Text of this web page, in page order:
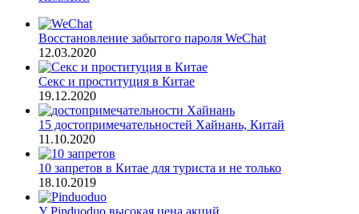
Восстановление забытого пароля WeChat
12.03.2020
Секс и проституция в Китае
19.12.2020
15 достопримечательностей Хайнань, Китай
11.10.2020
10 запретов в Китае для туриста и не только
18.10.2019